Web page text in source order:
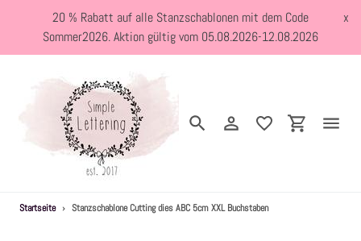
Inhalt
20 % Rabatt auf alle Stanzschablonen mit dem Code
Sommer2026. Aktion gültig vom 05.08.2026-12.08.2026
x
SuchenEinloggen
Neuheiten
Startseite › Stanzschablone Cutting dies ABC 5cm XXL Buchstaben